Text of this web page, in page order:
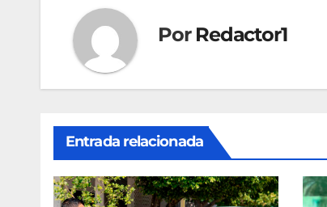
Por Redactor1
Entrada relacionada